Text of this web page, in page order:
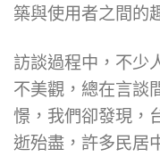
築與使用者之間的
訪談過程中，不少
不美觀，總在言談
憬，我們卻發現，
逝殆盡，許多民居